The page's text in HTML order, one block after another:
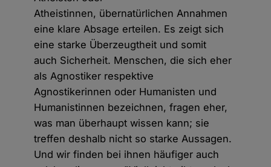
Atheistinnen, übernatürlichen Annahmen
eine klare Absage erteilen. Es zeigt sich
eine starke Überzeugtheit und somit
auch Sicherheit. Menschen, die sich eher
als Agnostiker respektive
Agnostikerinnen oder Humanisten und
Humanistinnen bezeichnen, fragen eher,
was man überhaupt wissen kann; sie
treffen deshalb nicht so starke Aussagen.
Und wir finden bei ihnen häufiger auch